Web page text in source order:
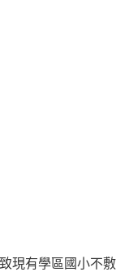
現有學區國小不敷